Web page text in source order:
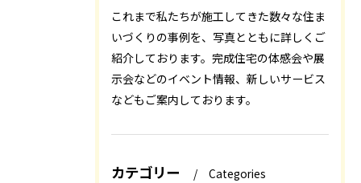
これまで私たちが施工してきた数々な住ま
いづくりの事例を、写真とともに詳しくご
紹介しております。完成住宅の体感会や展
示会などのイベント情報、新しいサービス
などもご案内しております。
カテゴリー Categories